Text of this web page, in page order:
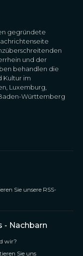
gegründete
und der
behandlen die
Kultur im
Luxemburg,
Württemberg
Sie unsere RSS-
- Nachbarn
wir?
Sie uns